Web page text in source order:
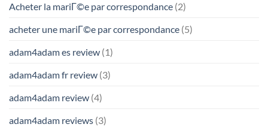
Acheter la mariГ©e par correspondance (2)
acheter une mariГ©e par correspondance (5)
adam4adam es review (1)
adam4adam fr review (3)
adam4adam review (4)
adam4adam reviews (3)